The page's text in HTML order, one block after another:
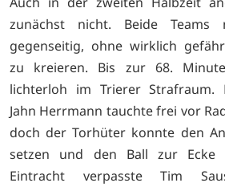
zunächst nicht. Beide Teams
gegenseitig, ohne wirklich
zu kreieren. Bis zur 68.
lichterloh im Trierer Strafraum.
Jahn Herrmann tauchte frei vor
doch der Torhüter konnte den
setzen und den Ball zur Ecke
Eintracht verpasste Tim